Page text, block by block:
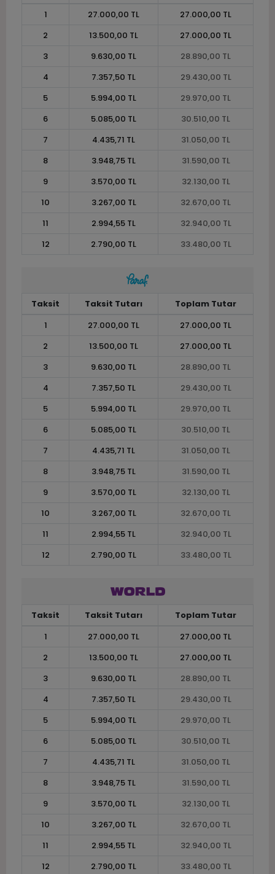
1 27.000,00 TL
27.000,00 TL
2
13.500,00 TL
27.000,00 TL
3
9.630,00 TL
28.890,00 TL
4
7.357,50 TL
29.430,00 TL
5
5.994,00 TL
29.970,00 TL
6
5.085,00 TL
30.510,00 TL
7
4.435,71 TL
31.050,00 TL
8
3.948,75 TL
31.590,00 TL
9
3.570,00 TL
32.130,00 TL
10
3.267,00 TL
32.670,00 TL
11
2.994,55 TL
32.940,00 TL
12
2.790,00 TL 33.480,00 TL
Taksit Taksit Tutarı
Toplam Tutar
1
27.000,00 TL
27.000,00 TL
2
13.500,00 TL
27.000,00 TL
3
9.630,00 TL
28.890,00 TL
4
7.357,50 TL
29.430,00 TL
5
5.994,00 TL
29.970,00 TL
6
5.085,00 TL
30.510,00 TL
7
4.435,71 TL
31.050,00 TL
8
3.948,75 TL
31.590,00 TL
9
3.570,00 TL
32.130,00 TL
10
3.267,00 TL
32.670,00 TL
11
2.994,55 TL
32.940,00 TL
12
2.790,00 TL 33.480,00 TL
Taksit Taksit Tutarı
Toplam Tutar
1
27.000,00 TL
27.000,00 TL
2
13.500,00 TL
27.000,00 TL
3
9.630,00 TL
28.890,00 TL
4
7.357,50 TL
29.430,00 TL
5
5.994,00 TL
29.970,00 TL
6
5.085,00 TL
30.510,00 TL
7
4.435,71 TL
31.050,00 TL
8
3.948,75 TL
31.590,00 TL
9
3.570,00 TL
32.130,00 TL
10
3.267,00 TL
32.670,00 TL
11
2.994,55 TL
32.940,00 TL
12
2.790,00 TL 33.480,00 TL